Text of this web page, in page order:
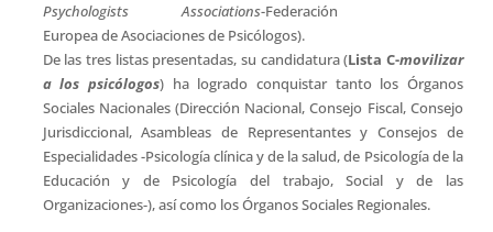
Psychologists Associations-Federación
Europea de Asociaciones de Psicólogos).
De las tres listas presentadas, su candidatura (Lista C-movilizar
a los psicólogos) ha logrado conquistar tanto los Órganos
Sociales Nacionales (Dirección Nacional, Consejo Fiscal, Consejo
Jurisdiccional, Asambleas de Representantes y Consejos de
Especialidades -Psicología clínica y de la salud, de Psicología de la
Educación y de Psicología del trabajo, Social y de las
Organizaciones-), así como los Órganos Sociales Regionales.